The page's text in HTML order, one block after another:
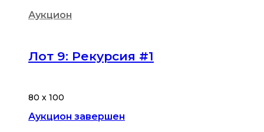
Аукцион
Лот 9: Рекурсия #1
80 х 100
Аукцион завершен